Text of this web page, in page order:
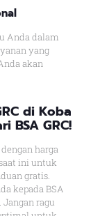
Anda dalam
yang
akan
di Koba
BSA GRC!
harga
ini untuk
gratis.
kepada BSA
ragu